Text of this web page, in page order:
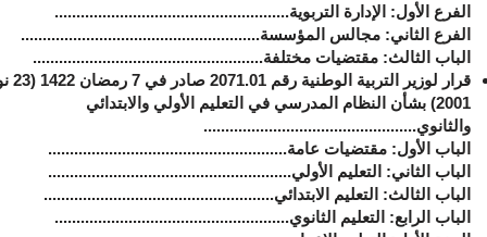
الفرع الأول: الإدارة التربوية......................................................
الفرع الثاني: مجالس المؤسسة.......................................................
الباب الثالث: مقتضيات مختلفة.....................................................
قرار
2001) بشأن النظام المدرسي
في التعليم الأولي والابتدائي
والثانوي.................................................
الباب الأول: مقتضيات عامة.......................................................
الباب الثاني: التعليم الأولي........................................................
الباب الثالث: التعليم الابتدائي.....................................................
الباب الرابع: التعليم الثانوي......................................................